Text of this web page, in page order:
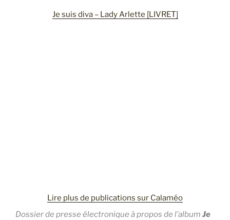
Je suis diva – Lady Arlette [LIVRET]
Lire plus de publications sur Calaméo
Dossier de presse électronique à propos de l’album Je